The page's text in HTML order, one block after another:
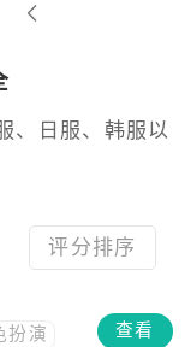
、日服、韩服以
评分排序
扮演
查看